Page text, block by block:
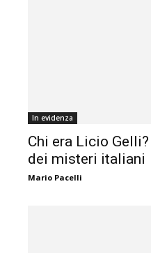
In evidenza
Chi era Licio
dei misteri italiani
Mario Pacelli